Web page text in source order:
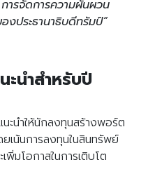
ารจัดการความผันผวน
องประธานาธิบดีทรัมป์”
นำสำหรับปี
ะนำให้นักลงทุนสร้างพอร์ต
เน้นการลงทุนในสินทรัพย์
มโอกาสในการเติบโต